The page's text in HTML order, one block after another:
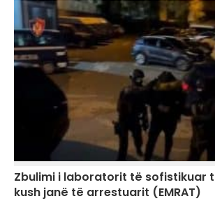
Zbulimi i laboratorit të sofistikuar
kush janë të arrestuarit (EMRAT)